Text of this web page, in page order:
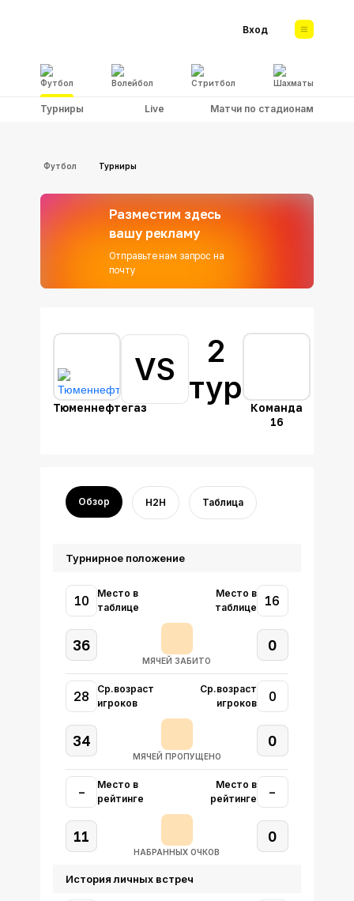
Футбол Волейбол Стритбол Шахматы
Вход
Турниры Live Матчи по стадионам
Футбол Турниры
Разместим здесь
вашу рекламу
Отправьте нам запрос на
почту
Тюменнефтегаз
Команда
16
VS
2
тур
Обзор H2H Таблица
Турнирное положение
10
Место в
таблице
16
Место в
таблице
36
МЯЧЕЙ ЗАБИТО
0
28
Ср.возраст
игроков
0
Ср.возраст
игроков
34
МЯЧЕЙ ПРОПУЩЕНО
0
–
Место в
рейтинге
–
Место в
рейтинге
11
НАБРАННЫХ ОЧКОВ
0
История личных встреч